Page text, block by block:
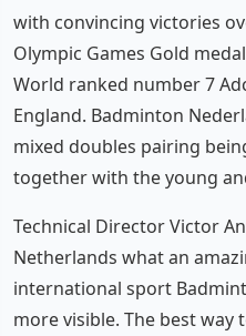
with convincing victories
Olympic Games Gold
World ranked number 7
England. Badminton
mixed doubles pairing
together with the young
Technical Director Victor
Netherlands what an
international sport
more visible. The best way